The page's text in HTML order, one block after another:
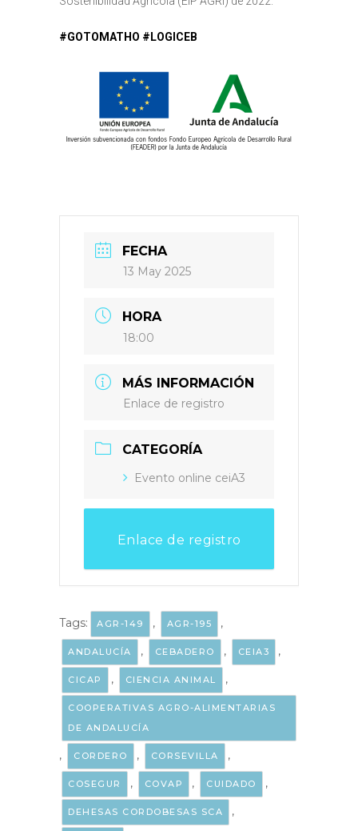
#GOTOMATHO #LOGICEB
FECHA
13 May 2025
HORA
18:00
MÁS INFORMACIÓN
Enlace de registro
CATEGORÍA
Evento online ceiA3
Enlace de registro
Tags: AGR-149 , AGR-195 ,
ANDALUCÍA , CEBADERO , CEIA3 ,
CICAP , CIENCIA ANIMAL ,
COOPERATIVAS AGRO-ALIMENTARIAS
DE ANDALUCÍA
, CORDERO , CORSEVILLA ,
COSEGUR , COVAP , CUIDADO ,
DEHESAS CORDOBESAS SCA ,